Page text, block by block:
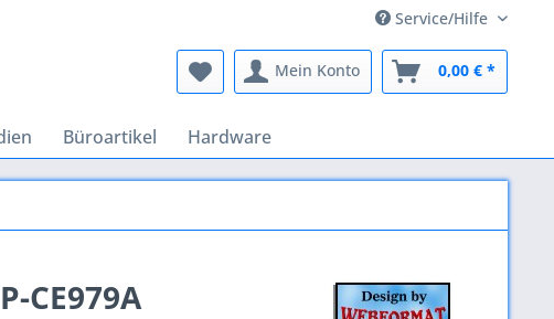
Service/Hilfe
Mein Konto 0,00 € *
Büroartikel Hardware
CE979A